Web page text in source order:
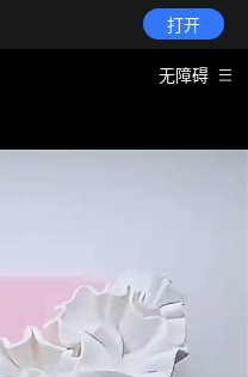
打开
无障碍